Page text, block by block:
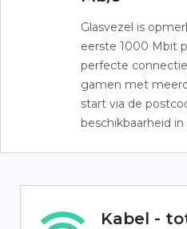
Glasvezel is
eerste 1000 Mbit
perfecte
gamen met
start via de
beschikbaarheid in
Kabel -